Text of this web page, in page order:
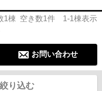
1棟 空き数1件 1-1棟表示
お問い合わせ
り込む